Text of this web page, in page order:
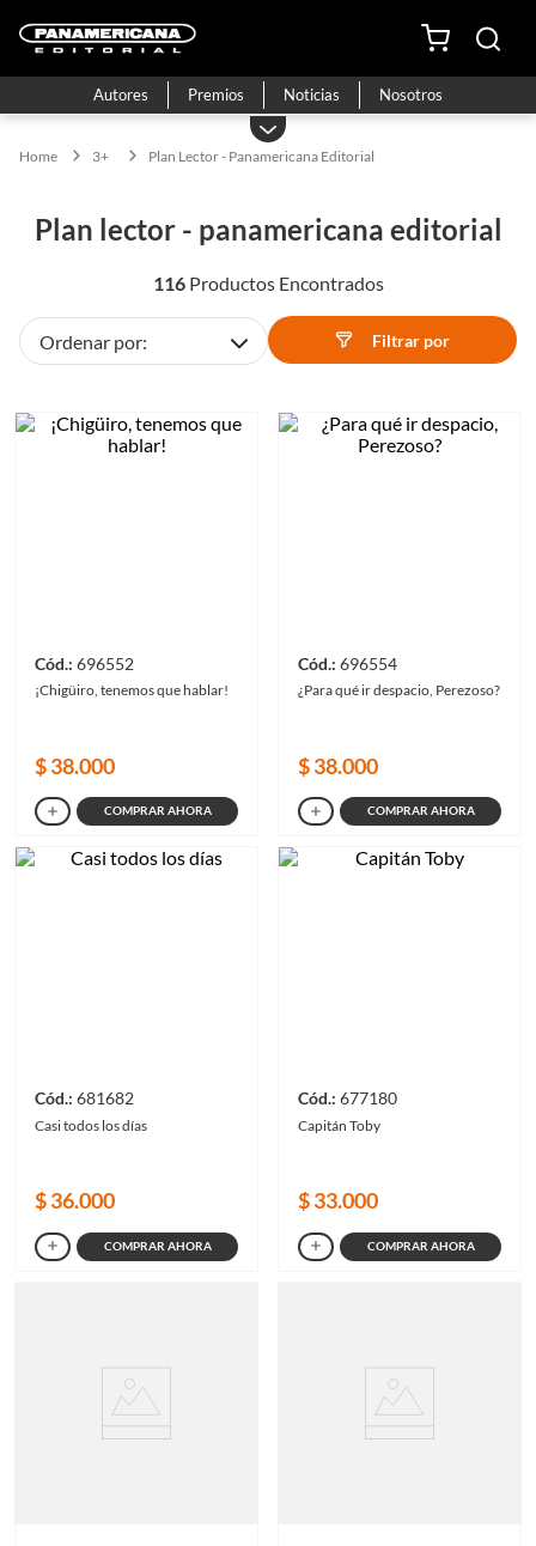
Autores Premios Noticias Nosotros
3+ Plan Lector - Panamericana Editorial
plan lector - panamericana editorial
116
Filtrar
696552
¡Chigüiro, tenemos que hablar!
$38.000
COMPRAR AHORA
696554
¿Para qué ir despacio, Perezoso?
$38.000
COMPRAR AHORA
681682
Casi todos los días
$36.000
COMPRAR AHORA
677180
Capitán Toby
$33.000
COMPRAR AHORA